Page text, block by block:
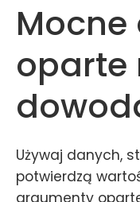
oparte
Używaj danych,
potwierdzą
argumenty